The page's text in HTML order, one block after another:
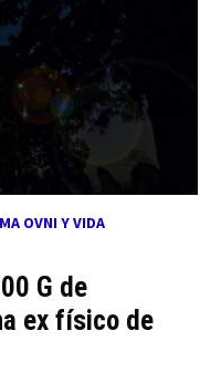
OVNI Y VIDA
G de
ex físico de